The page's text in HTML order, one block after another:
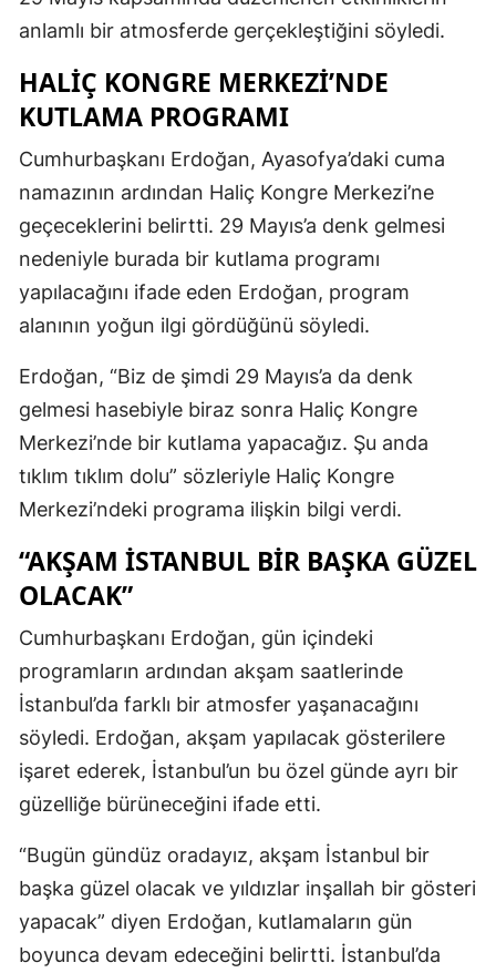
anlamlı bir atmosferde gerçekleştiğini söyledi.
HALIÇ KONGRE MERKEZI’NDE
KUTLAMA PROGRAMI
Cumhurbaşkanı Erdoğan, Ayasofya’daki cuma
namazının ardından Haliç Kongre Merkezi’ne
geçeceklerini belirtti. 29 Mayıs’a denk gelmesi
nedeniyle burada bir kutlama programı
yapılacağını ifade eden Erdoğan, program
alanının yoğun ilgi gördüğünü söyledi.
Erdoğan, “Biz de şimdi 29 Mayıs’a da denk
gelmesi hasebiyle biraz sonra Haliç Kongre
Merkezi’nde bir kutlama yapacağız. Şu anda
tıklım tıklım dolu” sözleriyle Haliç Kongre
Merkezi’ndeki programa ilişkin bilgi verdi.
“AKŞAM İSTANBUL BIR BAŞKA GÜZEL
OLACAK”
Cumhurbaşkanı Erdoğan, gün içindeki
programların ardından akşam saatlerinde
İstanbul’da farklı bir atmosfer yaşanacağını
söyledi. Erdoğan, akşam yapılacak gösterilere
işaret ederek, İstanbul’un bu özel günde ayrı bir
güzelliğe bürüneceğini ifade etti.
“Bugün gündüz oradayız, akşam İstanbul bir
başka güzel olacak ve yıldızlar inşallah bir gösteri
yapacak” diyen Erdoğan, kutlamaların gün
boyunca devam edeceğini belirtti. İstanbul’da